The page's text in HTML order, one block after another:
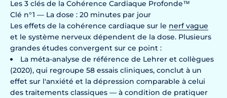
Les 3 clés de la Cohérence Cardiaque Profonde™
Clé n°1 — La dose : 20 minutes par jour
Les effets de la cohérence cardiaque sur le nerf vague
et le système nerveux dépendent de la dose. Plusieurs
grandes études convergent sur ce point :
La méta-analyse de référence de Lehrer et collègues
(2020), qui regroupe 58 essais cliniques, conclut à un
effet sur l'anxiété et la dépression comparable à celui
des traitements classiques — à condition de pratiquer